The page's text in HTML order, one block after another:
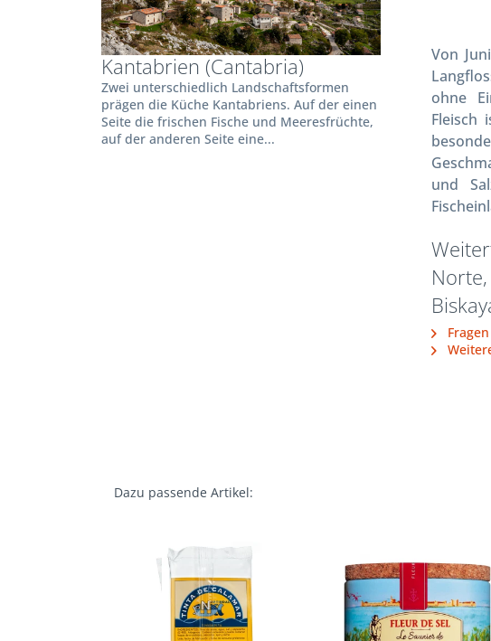
Kantabrien (Cantabria)
Zwei unterschiedlich Landschaftsformen
prägen die Küche Kantabriens. Auf der einen
Seite die frischen Fische und Meeresfrüchte,
auf der anderen Seite eine...
Von
ohne
Fleisch
und
Dazu passende Artikel: